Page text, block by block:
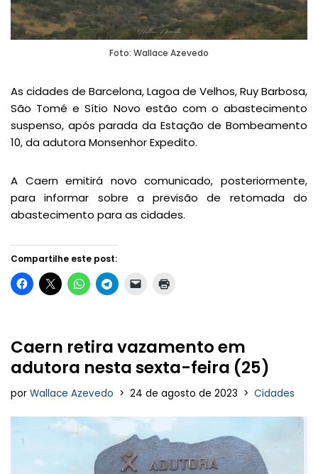
Foto: Wallace Azevedo
As cidades de Barcelona, Lagoa de Velhos, Ruy Barbosa,
São Tomé e Sítio Novo estão com o abastecimento
suspenso, após parada da Estação de Bombeamento
10, da adutora Monsenhor Expedito.
A Caern emitirá novo comunicado, posteriormente,
para informar sobre a previsão de retomada do
abastecimento para as cidades.
Compartilhe este post:
Caern retira vazamento em
adutora nesta sexta-feira (25)
por Wallace Azevedo 24 de agosto de 2023 Cidades